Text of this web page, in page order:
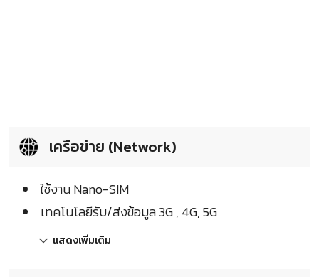
เครือข่าย (Network)
ใช้งาน Nano-SIM
เทคโนโลยีรับ/ส่งข้อมูล 3G , 4G, 5G
แสดงเพิ่มเติม